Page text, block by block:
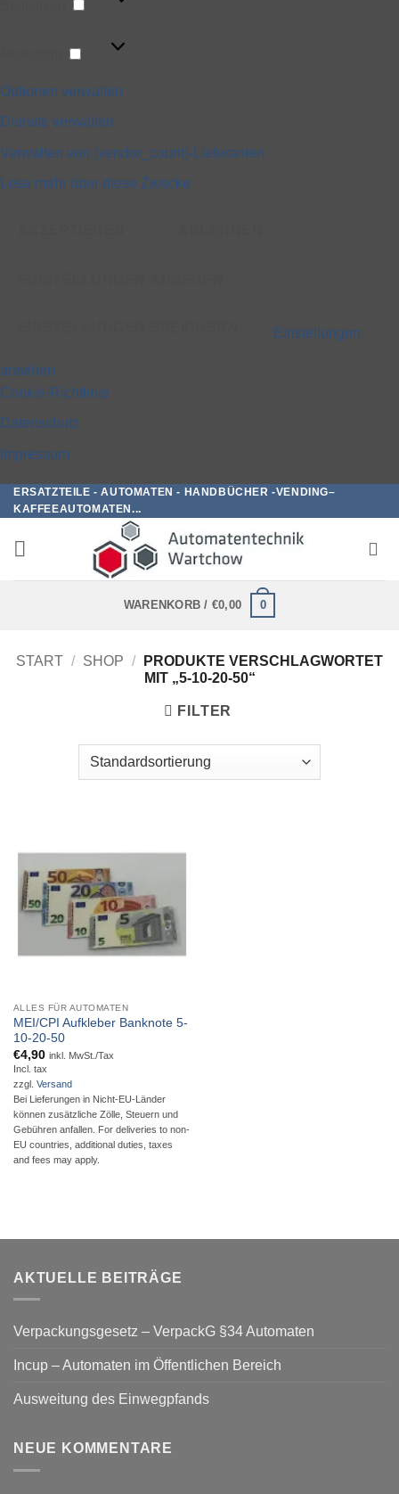
Marketing
Optionen verwalten
Dienste verwalten
Verwalten von {vendor_count}-Lieferanten
Lese mehr über diese Zwecke
Einstellungen
ansehen
Cookie-Richtlinie
Datenschutz
Impressum
Zum
Inhalt
springen
ERSATZTEILE - AUTOMATEN - HANDBÜCHER -VENDING–
KAFFEEAUTOMATEN...
WARENKORB / €0,00 0
START / SHOP /
PRODUKTE VERSCHLAGWORTET
MIT „5-10-20-50“
FILTER
ALLES FÜR AUTOMATEN
MEI/CPI Aufkleber Banknote 5-
10-20-50
€4,90 inkl. MwSt./Tax
Incl. tax
zzgl. Versand
Bei Lieferungen in Nicht-EU-Länder
können zusätzliche Zölle, Steuern und
Gebühren anfallen. For deliveries to non-
EU countries, additional duties, taxes
and fees may apply.
AKTUELLE BEITRÄGE
Verpackungsgesetz – VerpackG §34 Automaten
Incup – Automaten im Öffentlichen Bereich
Ausweitung des Einwegpfands
NEUE KOMMENTARE